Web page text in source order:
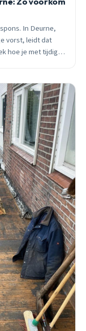
In Deurne,
vorst, leidt dat
hoe je met tijdig